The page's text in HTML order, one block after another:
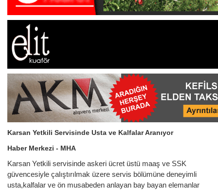
Karsan Yetkili Servisinde Usta ve Kalfalar Aranıyor
Haber Merkezi - MHA
Karsan Yetkili servisinde askeri ücret üstü maaş ve SSK
güvencesiyle çalıştırılmak üzere servis bölümüne deneyimli
usta,kalfalar ve ön musabeden anlayan bay bayan elemanlar